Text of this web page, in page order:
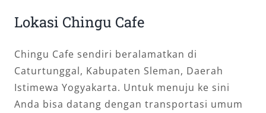
Lokasi Chingu Cafe
Chingu Cafe sendiri beralamatkan di
Caturtunggal, Kabupaten Sleman, Daerah
Istimewa Yogyakarta. Untuk menuju ke sini
Anda bisa datang dengan transportasi umum